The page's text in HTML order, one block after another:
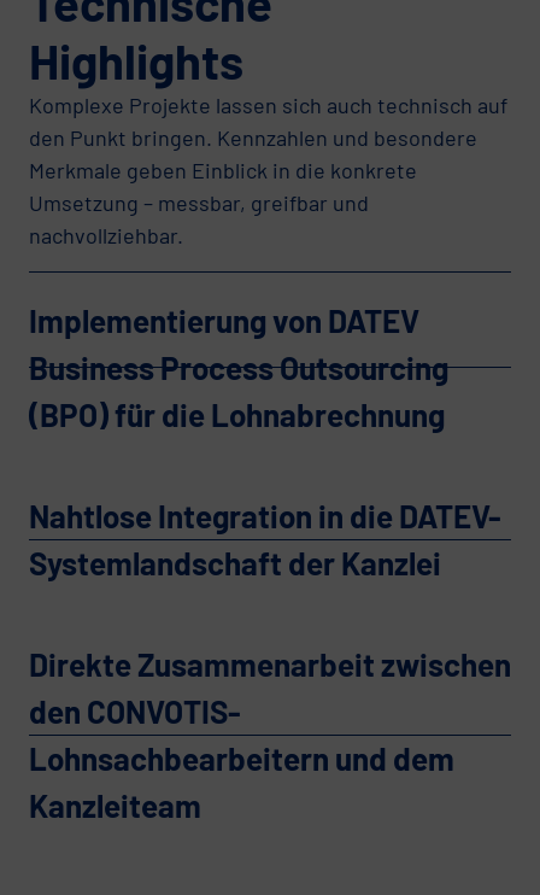
Highlights
Komplexe Projekte lassen sich auch technisch auf
den Punkt bringen. Kennzahlen und besondere
Merkmale geben Einblick in die konkrete
Umsetzung – messbar, greifbar und
nachvollziehbar.
Implementierung von DATEV
Business Process Outsourcing
(BPO) für die Lohnabrechnung
Nahtlose Integration in die DATEV-
Systemlandschaft der Kanzlei
Direkte Zusammenarbeit zwischen
den CONVOTIS-
Lohnsachbearbeitern und dem
Kanzleiteam